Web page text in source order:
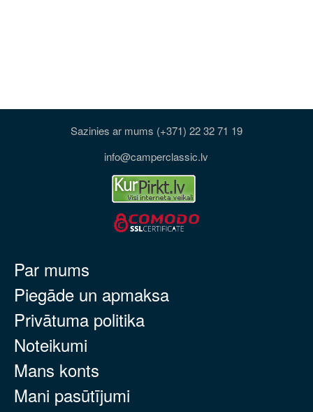
Sazinies ar mums (+371) 22 32 71 19
info@camperclassic.lv
Par mums
Piegāde un apmaksa
Privātuma politika
Noteikumi
Mans konts
Mani pasūtījumi